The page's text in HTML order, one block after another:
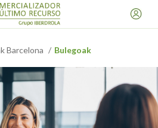
Barcelona Bulegoak